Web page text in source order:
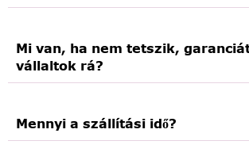
Mi van, ha nem tetszik,
vállaltok rá?
Mennyi a szállítási idő?